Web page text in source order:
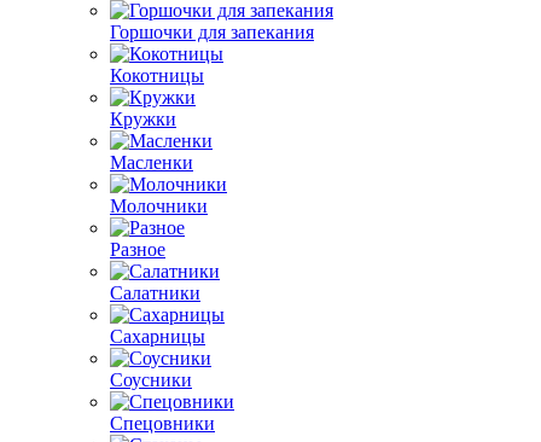
Горшочки для запекания
Кокотницы
Кружки
Масленки
Молочники
Разное
Салатники
Сахарницы
Соусники
Спецовники